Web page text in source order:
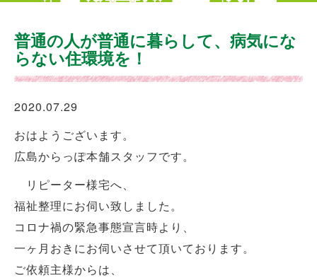
普通の人が普通に暮らして、病気にな
らない住環境を！
2020.07.29
おはようございます。
広島からっぽ本舗スタッフです。
リピーター様宅へ、
福祉整理にお伺い致しました。
コロナ禍の緊急事態宣言時より、
一ヶ月おきにお伺いさせて頂いております。
ご依頼主様からは、